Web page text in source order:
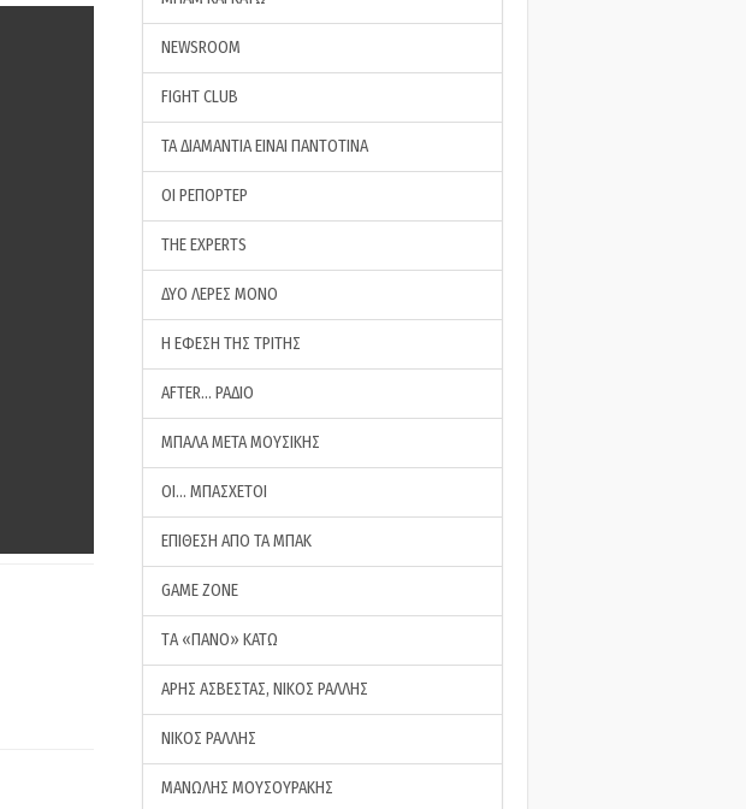
NEWSROOM
FIGHT CLUB
ΤΑ ΔΙΑΜΑΝΤΙΑ ΕΙΝΑΙ ΠΑΝΤΟΤΙΝΑ
ΟΙ ΡΕΠΟΡΤΕΡ
THE EXPERTS
ΔΥΟ ΛΕΡΕΣ ΜΟΝΟ
Η ΕΦΕΣΗ ΤΗΣ ΤΡΙΤΗΣ
AFTER… ΡΑΔΙΟ
ΜΠΑΛΑ ΜΕΤΑ ΜΟΥΣΙΚΗΣ
ΟΙ… ΜΠΑΣΧΕΤΟΙ
ΕΠΙΘΕΣΗ ΑΠΟ ΤΑ ΜΠΑΚ
GAME ZONE
ΤA «ΠΑΝΟ» ΚΑΤΩ
ΑΡΗΣ ΑΣΒΕΣΤΑΣ, ΝΙΚΟΣ ΡΑΛΛΗΣ
ΝΙΚΟΣ ΡΑΛΛΗΣ
ΜΑΝΩΛΗΣ ΜΟΥΣΟΥΡΑΚΗΣ